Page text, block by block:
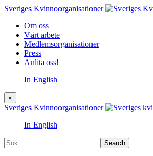
Sveriges Kvinnoorganisationer
Om oss
Vårt arbete
Medlemsorganisationer
Press
Anlita oss!
In English
×
Sveriges Kvinnoorganisationer
In English
Sök